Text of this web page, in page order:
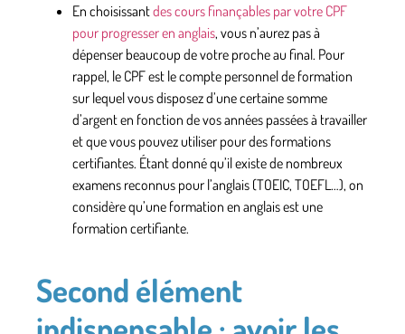
En choisissantdes cours finançables par votre CPF
pour progresser en anglais, vous n’aurez pas à
dépenser beaucoup de votre proche au final. Pour
rappel, le CPF est le compte personnel de formation
sur lequel vous disposez d’une certaine somme
d’argent en fonction de vos années passées à travailler
et que vous pouvez utiliser pour des formations
certifiantes. Étant donné qu’il existe de nombreux
examens reconnus pour l’anglais (TOEIC, TOEFL…), on
considère qu’une formation en anglais est une
formation certifiante.
Second élément